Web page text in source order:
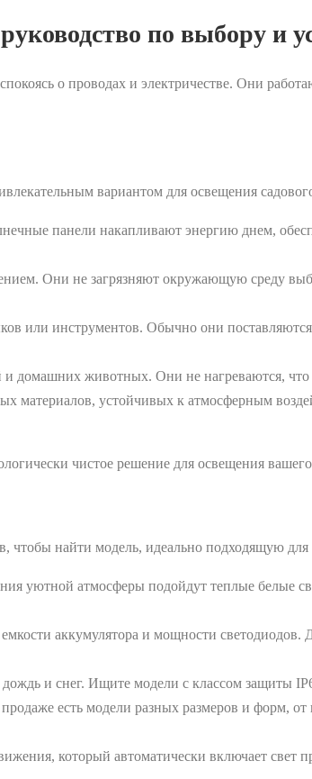
по выбору и
о проводах и электричестве. Они
вариантом для освещения
панели накапливают энергию днем,
Они не загрязняют окружающую среду
или инструментов. Обычно они
домашних животных. Они не нагреваются,
материалов, устойчивых к атмосферным
чистое решение для освещения вашего
чтобы найти модель, идеально подходящую
уютной атмосферы подойдут теплые белые
аккумулятора и мощности
и снег. Ищите модели с классом защиты
есть модели разных размеров и форм,
который автоматически включает